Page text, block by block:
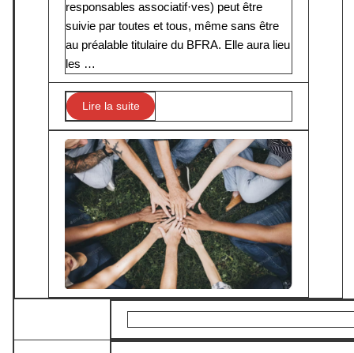
responsables associatif·ves) peut être
suivie par toutes et tous, même sans être
au préalable titulaire du BFRA. Elle aura lieu
les …
Lire la suite